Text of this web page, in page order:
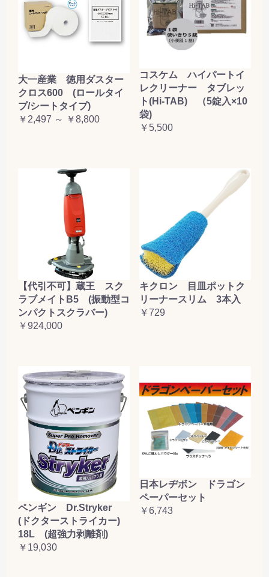
大一産業 徳用ダスター
クロス600 (ロールタイ
プ/シートタイプ)
￥2,497 ～ ￥8,800
コスケム ハイパートイ
レクリーナー タブレッ
ト(Hi-TAB) （5錠入×10
袋)
￥5,500
【代引不可】蔵王 スク
ラブメイトB5 (振動型コ
ンパクトスクラバー)
￥924,000
キクロン 目皿ポットク
リーナースリム 3本入
￥729
ペンギン Dr.Stryker
(ドクターストライカー)
18L (超強力剥離剤)
￥19,030
日本レヂボン ドラゴン
ペーパーセット
￥6,743